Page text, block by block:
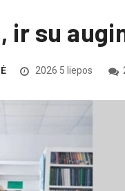
ir su
2026 5 liepos